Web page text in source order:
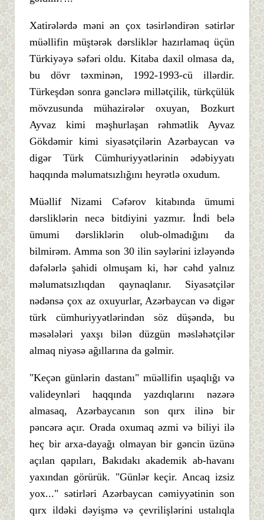
Xatirələrdə məni ən çox təsirləndirən sətirlər
müəllifin müştərək dərsliklər hazırlamaq üçün
Türkiyəyə səfəri oldu. Kitaba daxil olmasa da,
bu dövr təxminən, 1992-1993-cü illərdir.
Türkeşdən sonra gənclərə millətçilik, türkçülük
mövzusunda mühazirələr oxuyan, Bozkurt
Ayvaz kimi məşhurlaşan rəhmətlik Ayvaz
Gökdəmir kimi siyasətçilərin Azərbaycan və
digər Türk Cümhuriyyətlərinin ədəbiyyatı
haqqında məlumatsızlığını heyrətlə oxudum.
Müəllif Nizami Cəfərov kitabında ümumi
dərsliklərin necə bitdiyini yazmır. İndi belə
ümumi dərsliklərin olub-olmadığını da
bilmirəm. Amma son 30 ilin səylərini izləyəndə
dəfələrlə şahidi olmuşam ki, hər cəhd yalnız
məlumatsızlıqdan qaynaqlanır. Siyasətçilər
nədənsə çox az oxuyurlar, Azərbaycan və digər
türk cümhuriyyətlərindən söz düşəndə, bu
məsələləri yaxşı bilən düzgün məsləhətçilər
almaq niyəsə ağıllarına da gəlmir.
"Keçən günlərin dastanı" müəllifin uşaqlığı və
valideynləri haqqında yazdıqlarını nəzərə
almasaq, Azərbaycanın son qırx ilinə bir
pəncərə açır. Orada oxumaq əzmi və biliyi ilə
heç bir arxa-dayağı olmayan bir gəncin üzünə
açılan qapıları, Bakıdakı akademik ab-havanı
yaxından görürük. "Günlər keçir. Ancaq izsiz
yox..." sətirləri Azərbaycan cəmiyyətinin son
qırx ildəki dəyişmə və çevrilişlərini ustalıqla